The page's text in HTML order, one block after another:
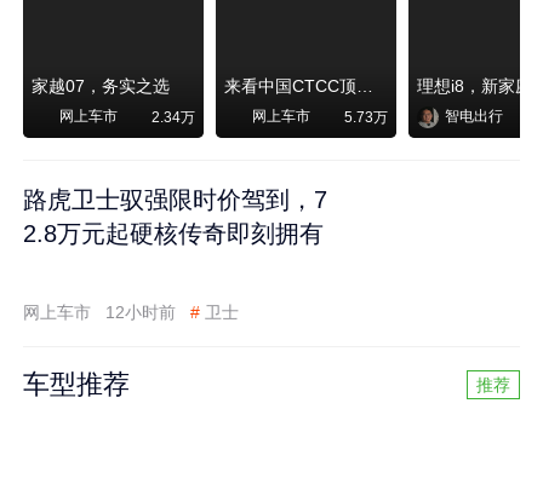
家越07，务实之选
网上车市 2.34万
来看中国CTCC顶级赛事艾瑞泽8 pro赛车如何脱颖而出
网上车市 5.73万 智电出行
路虎卫士驭强限时价驾到，7
2.8万元起硬核传奇即刻拥有
网上车市 12小时前 # 卫士
车型推荐 推荐